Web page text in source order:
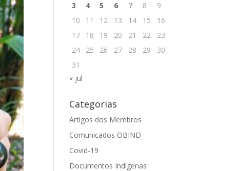
3
4 5 6 7 8
9
10
11 12 13 14 15
16
17
18 19 20 21 22
23
24
25 26 27 28 29
30
31
« jul
Categorias
Artigos dos Membros
Comunicados OBIND
Covid-19
Documentos Indígenas